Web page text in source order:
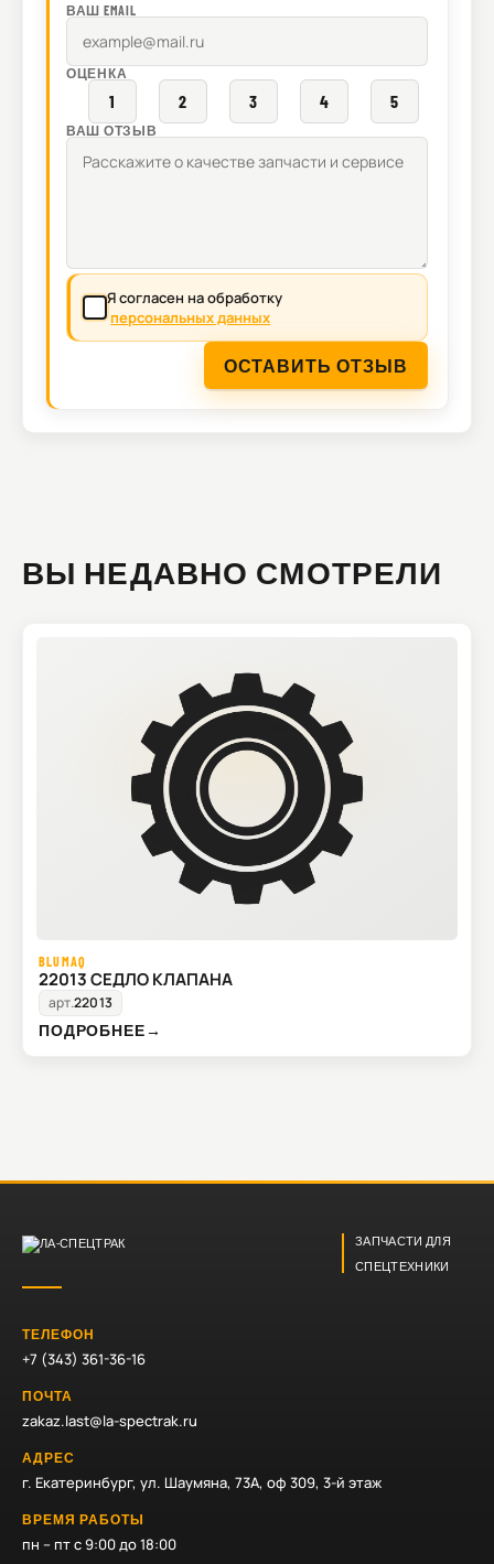
ВАШ EMAIL
ОЦЕНКА
1 2 3 4 5
ВАШ ОТЗЫВ
Я согласен на обработку
персональных данных
ОСТАВИТЬ ОТЗЫВ
ВЫ НЕДАВНО СМОТРЕЛИ
BLUMAQ
22013 СЕДЛО КЛАПАНА
арт.22013
ПОДРОБНЕЕ→
ЗАПЧАСТИ ДЛЯ
СПЕЦТЕХНИКИ
ТЕЛЕФОН
+7 (343) 361-36-16
ПОЧТА
zakaz.last@la-spectrak.ru
АДРЕС
г. Екатеринбург, ул. Шаумяна, 73А, оф 309, 3-й этаж
ВРЕМЯ РАБОТЫ
пн – пт с 9:00 до 18:00